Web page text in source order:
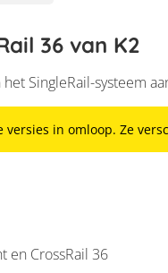
36 van K2
SingleRail-systeem
in omloop. Ze
en CrossRail 36